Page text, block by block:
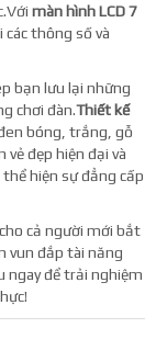
màn hình LCD 7
thông số và
bạn lưu lại những
chơi đàn.Thiết kế
bóng, trắng, gỗ
đẹp hiện đại và
hiện sự đẳng cấp
cả người mới bắt
vun đắp tài năng
ngay để trải nghiệm